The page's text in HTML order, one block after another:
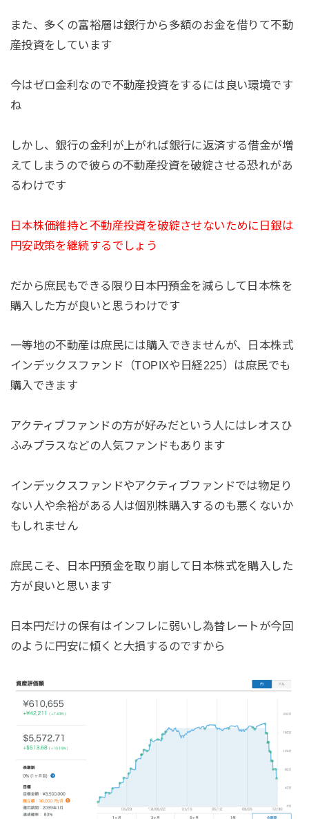
また、多くの富裕層は銀行から多額のお金を借りて不動
産投資をしています
今はゼロ金利なので不動産投資をするには良い環境です
ね
しかし、銀行の金利が上がれば銀行に返済する借金が増
えてしまうので彼らの不動産投資を破綻させる恐れがあ
るわけです
日本株価維持と不動産投資を破綻させないために日銀は
円安政策を継続するでしょう
だから庶民もできる限り日本円預金を減らして日本株を
購入した方が良いと思うわけです
一等地の不動産は庶民には購入できませんが、日本株式
インデックスファンド（TOPIXや日経225）は庶民でも
購入できます
アクティブファンドの方が好みだという人にはレオスひ
ふみプラスなどの人気ファンドもあります
インデックスファンドやアクティブファンドでは物足り
ない人や余裕がある人は個別株購入するのも悪くないか
もしれません
庶民こそ、日本円預金を取り崩して日本株式を購入した
方が良いと思います
日本円だけの保有はインフレに弱いし為替レートが今回
のように円安に傾くと大損するのですから